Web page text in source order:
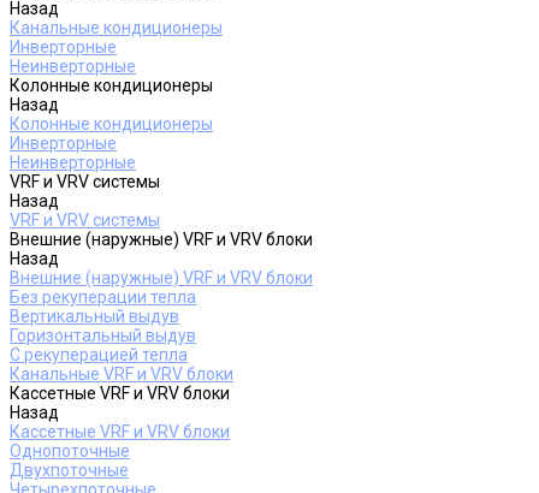
Назад
Канальные кондиционеры
Инверторные
Неинверторные
Колонные кондиционеры
Назад
Колонные кондиционеры
Инверторные
Неинверторные
VRF и VRV системы
Назад
VRF и VRV системы
Внешние (наружные) VRF и VRV блоки
Назад
Внешние (наружные) VRF и VRV блоки
Без рекуперации тепла
Вертикальный выдув
Горизонтальный выдув
С рекуперацией тепла
Канальные VRF и VRV блоки
Кассетные VRF и VRV блоки
Назад
Кассетные VRF и VRV блоки
Однопоточные
Двухпоточные